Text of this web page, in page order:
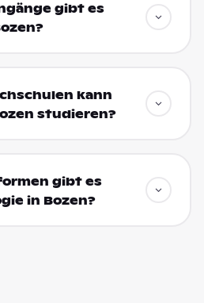
gibt es
kann
studieren?
gibt es
in Bozen?